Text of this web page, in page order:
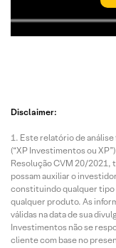
Disclaimer:
Este relatório de
(“XP Investimentos ou
Resolução CVM 20/2021,
possam auxiliar o
constituindo qualquer tipo
qualquer produto. As
válidas na data de sua
Investimentos não se
cliente com base no